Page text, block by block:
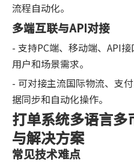
流程自动化。
多端互联与API对接
- 支持PC端、移动端、API
用户和场景需求。
- 可对接主流国际物流、支
据同步和自动化操作。
打单系统多语言
与解决方案
常见技术难点